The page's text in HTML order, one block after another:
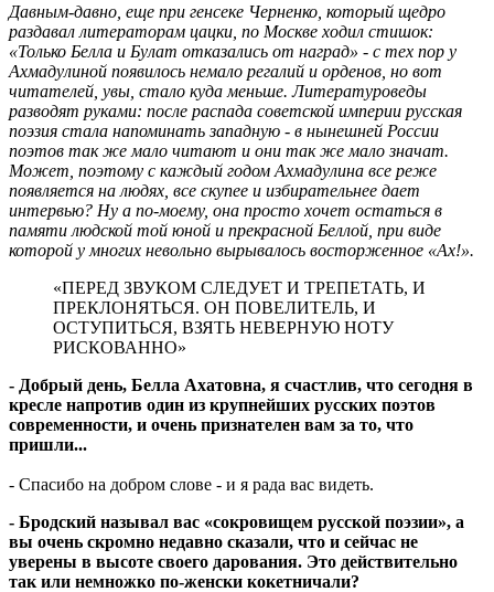
Давным-давно, еще при генсеке Черненко, который щедро
раздавал литераторам цацки, по Москве ходил стишок:
«Только Белла и Булат отказались от наград» - с тех пор у
Ахмадулиной появилось немало регалий и орденов, но вот
читателей, увы, стало куда меньше. Литературоведы
разводят руками: после распада советской империи русская
поэзия стала напоминать западную - в нынешней России
поэтов так же мало читают и они так же мало значат.
Может, поэтому с каждый годом Ахмадулина все реже
появляется на людях, все скупее и избирательнее дает
интервью? Ну а по-моему, она просто хочет остаться в
памяти людской той юной и прекрасной Беллой, при виде
которой у многих невольно вырывалось восторженное «Ах!».
«ПЕРЕД ЗВУКОМ СЛЕДУЕТ И ТРЕПЕТАТЬ, И
ПРЕКЛОНЯТЬСЯ. ОН ПОВЕЛИТЕЛЬ, И
ОСТУПИТЬСЯ, ВЗЯТЬ НЕВЕРНУЮ НОТУ
РИСКОВАННО»
- Добрый день, Белла Ахатовна, я счастлив, что сегодня в
кресле напротив один из крупнейших русских поэтов
современности, и очень признателен вам за то, что
пришли...
- Спасибо на добром слове - и я рада вас видеть.
- Бродский называл вас «сокровищем русской поэзии», а
вы очень скромно недавно сказали, что и сейчас не
уверены в высоте своего дарования. Это действительно
так или немножко по-женски кокетничали?